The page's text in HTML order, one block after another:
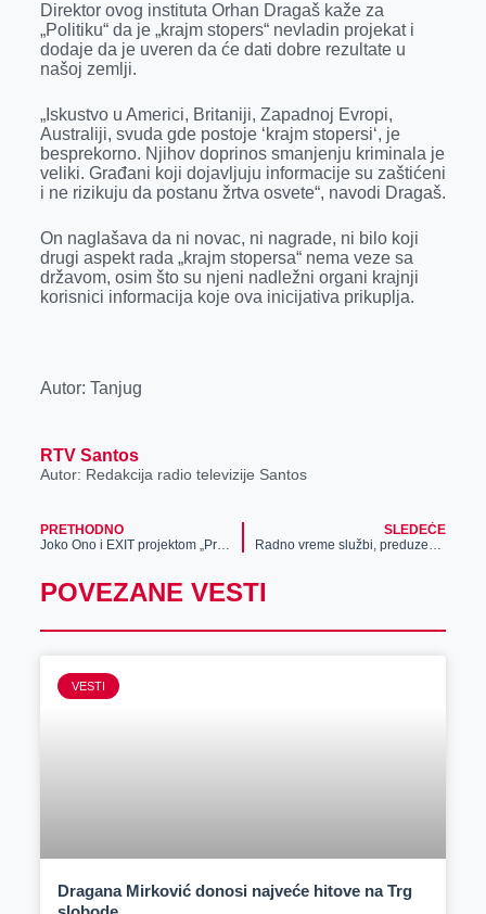
Direktor ovog instituta Orhan Dragaš kaže za
„Politiku“ da je „krajm stopers“ nevladin projekat i
dodaje da je uveren da će dati dobre rezultate u
našoj zemlji.
„Iskustvo u Americi, Britaniji, Zapadnoj Evropi,
Australiji, svuda gde postoje ‘krajm stopersi‘, je
besprekorno. Njihov doprinos smanjenju kriminala je
veliki. Građani koji dojavljuju informacije su zaštićeni
i ne rizikuju da postanu žrtva osvete“, navodi Dragaš.
On naglašava da ni novac, ni nagrade, ni bilo koji
drugi aspekt rada „krajm stopersa“ nema veze sa
državom, osim što su njeni nadležni organi krajnji
korisnici informacija koje ova inicijativa prikuplja.
Autor: Tanjug
RTV Santos
Autor: Redakcija radio televizije Santos
PRETHODNO
Joko Ono i EXIT projektom „Prvi svetski mir“ obeležavaju 100 godina od završetka Prvog svetskog rata
SLEDEĆE
Radno vreme službi, preduzeća i privatnog sektora 12. novembra
POVEZANE VESTI
VESTI
Dragana Mirković donosi najveće hitove na Trg